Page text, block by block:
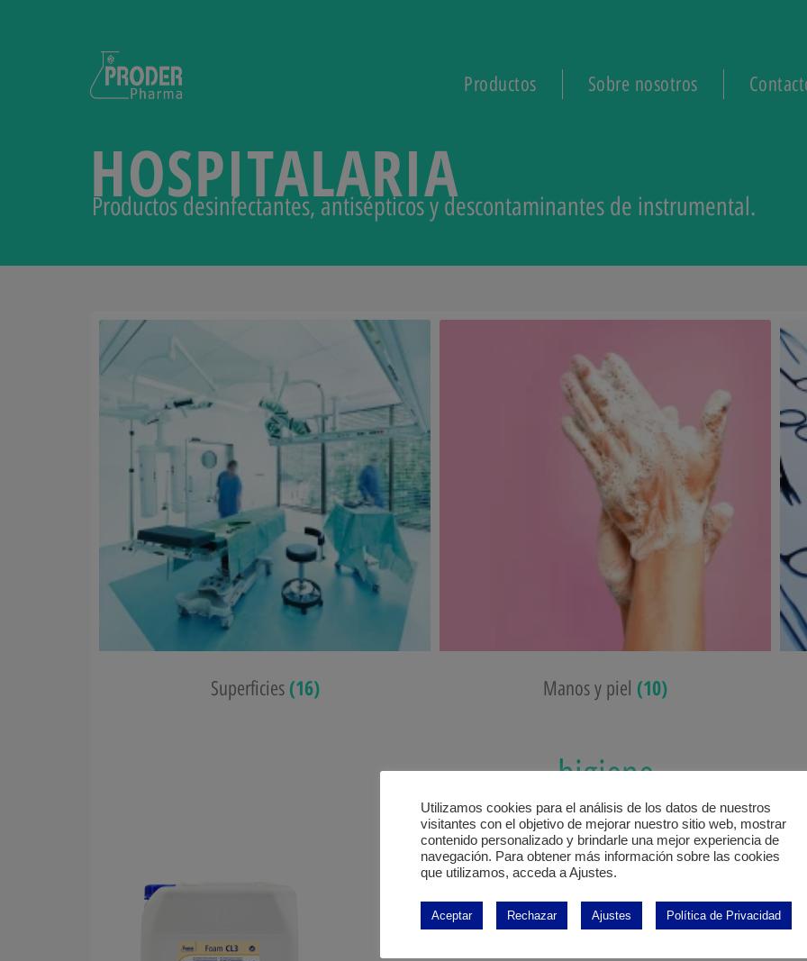
Productos Sobre nosotros
HOSPITALARIA
Productos desinfectantes, antisépticos y descontaminantes de instrumental.
Superficies (16) Manos y piel (10)
higiene
Utilizamos cookies para el análisis de los datos de nuestros
visitantes con el objetivo de mejorar nuestro sitio web, mostrar
contenido personalizado y brindarle una mejor experiencia de
navegación. Para obtener más información sobre las cookies
que utilizamos, acceda a Ajustes.
Aceptar Rechazar Ajustes Política de Privacidad